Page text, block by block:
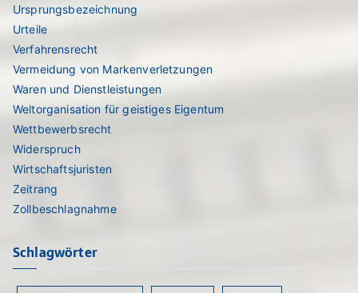
Ursprungsbezeichnung
Urteile
Verfahrensrecht
Vermeidung von Markenverletzungen
Waren und Dienstleistungen
Weltorganisation für geistiges Eigentum
Wettbewerbsrecht
Widerspruch
Wirtschaftsjuristen
Zeitrang
Zollbeschlagnahme
Schlagwörter